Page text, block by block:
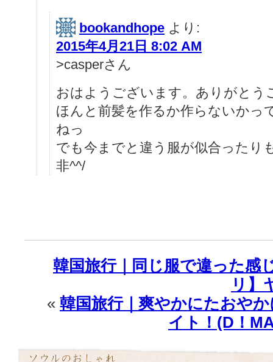
bookandhope より:
2015年4月21日 8:02 AM
>casperさん
おはようございます。ありがとう
ほんと前髪を作るか作らないかっ
ねっ
でも今までと違う服が似合ったり
非^^/
韓国旅行｜同じ服で違った感
リ】
« 韓国旅行｜爽やかにたおや
イト！(D！